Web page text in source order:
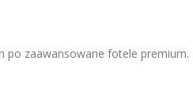
po zaawansowane fotele premium.